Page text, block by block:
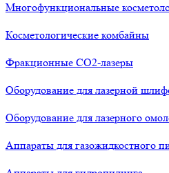
Многофункциональные
Косметологические комбайны
Фракционные СО2-лазеры
Оборудование для лазерной
Оборудование для лазерного
Аппараты для газожидкостного